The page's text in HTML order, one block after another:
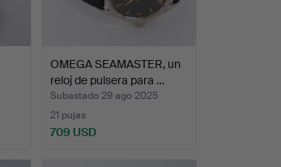
OMEGA SEAMASTER, un
reloj de pulsera para …
Subastado 29 ago 2025
21 pujas
709 USD